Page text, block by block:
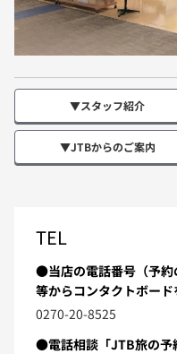
▼スタッフ紹介
▼JTBからのご案内
TEL
●当店の電話番号（予約
等からコンタクトボード
0270-20-8525
●電話相談「JTB旅の予